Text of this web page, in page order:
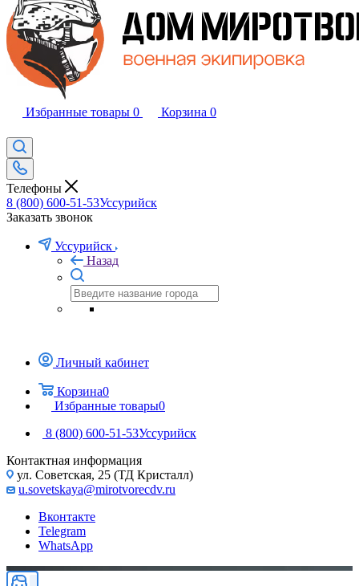
Избранные товары 0 Корзина 0
Телефоны
8 (800) 600-51-53Уссурийск
Заказать звонок
Уссурийск
Назад
Личный кабинет
Корзина0
Избранные товары0
8 (800) 600-51-53Уссурийск
Контактная информация
ул. Советская, 25 (ТД Кристалл)
u.sovetskaya@mirotvorecdv.ru
Вконтакте
Telegram
WhatsApp